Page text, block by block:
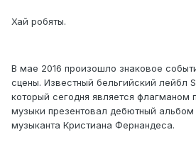
Хай робяты.
В мае 2016 произошло знаковое
сцены. Известный бельгийский лейбл
который сегодня является флагманом
музыки презентовал дебютный альбом
музыканта Кристиана Фернандеса.